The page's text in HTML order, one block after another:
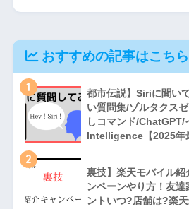
おすすめの記事はこちら
1
都市伝説】Siriに聞い
い質問集/ゾルタクス
しコマンド/
Intelligence【2025年
2
裏技】楽天モバイル
ンペーンやり方！友
ントいつ?店舗は?楽